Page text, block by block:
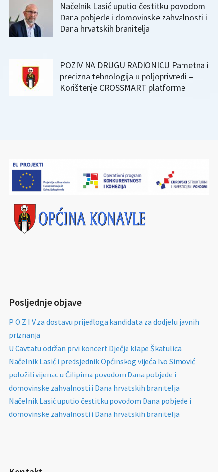
Načelnik Lasić uputio čestitku povodom
Dana pobjede i domovinske zahvalnosti i
Dana hrvatskih branitelja
POZIV NA DRUGU RADIONICU Pametna i
precizna tehnologija u poljoprivredi –
Korištenje CROSSMART platforme
Posljednje objave
P O Z I V za dostavu prijedloga kandidata za dodjelu javnih
priznanja
U Cavtatu održan prvi koncert Dječje klape Škatulica
Načelnik Lasić i predsjednik Općinskog vijeća Ivo Simović
položili vijenac u Čilipima povodom Dana pobjede i
domovinske zahvalnosti i Dana hrvatskih branitelja
Načelnik Lasić uputio čestitku povodom Dana pobjede i
domovinske zahvalnosti i Dana hrvatskih branitelja